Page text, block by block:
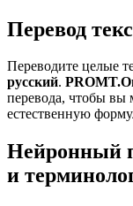
Перевод
Переводите целые
русский.
перевода, чтобы вы
естественную
Нейронный
и